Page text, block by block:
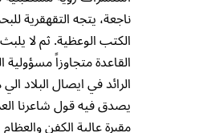
ناجعة، يتجه التقهقرية
الكتب الوعظية. ثم لا
القاعدة متجاوزاً مسؤولية
الرائد في ايصال البلاد
يصدق فيه قول شاعرنا
مقبرة عالية الكفن والعظام